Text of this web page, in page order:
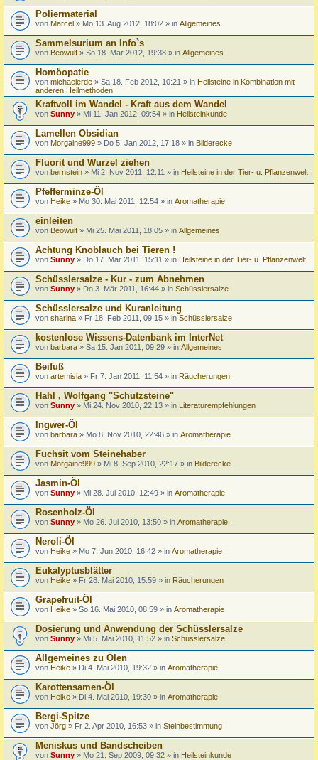
Poliermaterial
von Marcel » Mo 13. Aug 2012, 18:02 » in Allgemeines
Sammelsurium an Info`s
von Beowulf » So 18. Mär 2012, 19:38 » in Allgemeines
Homöopatie
von michaelerde » Sa 18. Feb 2012, 10:21 » in Heilsteine in Kombination mit
anderen Heilmethoden
Kraftvoll im Wandel - Kraft aus dem Wandel
von Sunny » Mi 11. Jan 2012, 09:54 » in Heilsteinkunde
Lamellen Obsidian
von Morgaine999 » Do 5. Jan 2012, 17:18 » in Bilderecke
Fluorit und Wurzel ziehen
von bernstein » Mi 2. Nov 2011, 12:11 » in Heilsteine in der Tier- u. Pflanzenwelt
Pfefferminze-Öl
von Heike » Mo 30. Mai 2011, 12:54 » in Aromatherapie
einleiten
von Beowulf » Mi 25. Mai 2011, 18:05 » in Allgemeines
Achtung Knoblauch bei Tieren !
von Sunny » Do 17. Mär 2011, 15:11 » in Heilsteine in der Tier- u. Pflanzenwelt
Schüsslersalze - Kur - zum Abnehmen
von Sunny » Do 3. Mär 2011, 16:44 » in Schüsslersalze
Schüsslersalze und Kuranleitung
von sharina » Fr 18. Feb 2011, 09:15 » in Schüsslersalze
kostenlose Wissens-Datenbank im InterNet
von barbara » Sa 15. Jan 2011, 09:29 » in Allgemeines
Beifuß
von artemisia » Fr 7. Jan 2011, 11:54 » in Räucherungen
Hahl , Wolfgang "Schutzsteine"
von Sunny » Mi 24. Nov 2010, 22:13 » in Literaturempfehlungen
Ingwer-Öl
von barbara » Mo 8. Nov 2010, 22:46 » in Aromatherapie
Fuchsit vom Steinehaber
von Morgaine999 » Mi 8. Sep 2010, 22:17 » in Bilderecke
Jasmin-Öl
von Sunny » Mi 28. Jul 2010, 12:49 » in Aromatherapie
Rosenholz-Öl
von Sunny » Mo 26. Jul 2010, 13:50 » in Aromatherapie
Neroli-Öl
von Heike » Mo 7. Jun 2010, 16:42 » in Aromatherapie
Eukalyptusblätter
von Heike » Fr 28. Mai 2010, 15:59 » in Räucherungen
Grapefruit-Öl
von Heike » So 16. Mai 2010, 08:59 » in Aromatherapie
Dosierung und Anwendung der Schüsslersalze
von Sunny » Mi 5. Mai 2010, 11:52 » in Schüsslersalze
Allgemeines zu Ölen
von Heike » Di 4. Mai 2010, 19:32 » in Aromatherapie
Karottensamen-Öl
von Heike » Di 4. Mai 2010, 19:30 » in Aromatherapie
Bergi-Spitze
von Jörg » Fr 2. Apr 2010, 16:53 » in Steinbestimmung
Meniskus und Bandscheiben
von Sunny » Mo 21. Sep 2009, 09:32 » in Heilsteinkunde